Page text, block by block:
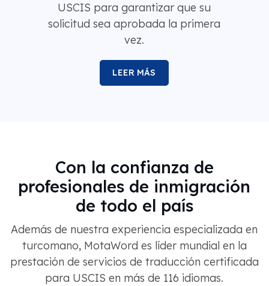
USCIS para garantizar que su
solicitud sea aprobada la primera
vez.
LEER MÁS
Con la confianza de
profesionales de inmigración
de todo el país
Además de nuestra experiencia especializada en
turcomano, MotaWord es líder mundial en la
prestación de servicios de traducción certificada
para USCIS en más de 116 idiomas.